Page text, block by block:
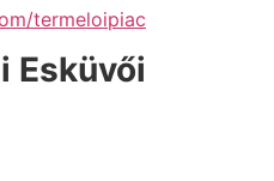
termeloipiac
Esküvői